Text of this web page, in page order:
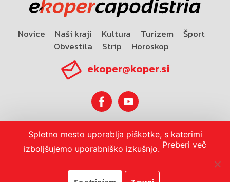
Novice Naši kraji Kultura Turizem
Šport
Obvestila
Strip Horoskop
ekoper@koper.si
Horoskop
Spletno mesto uporablja piškotke, s katerimi
izboljšujemo uporabniško izkušnjo. Preberi več